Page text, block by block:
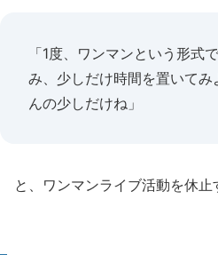
「1度、ワンマンという形式
み、少しだけ時間を置いて
んの少しだけね」
と、ワンマンライブ活動を休止